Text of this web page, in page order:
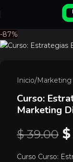
-87%
Inicio/Marketing
Curso:
Marketing
$39.00 $
Curso Curso: